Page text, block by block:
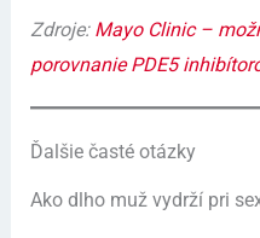
Zdroje: Mayo Clinic –
porovnanie PDE5
Ďalšie časté otázky
Ako dlho muž vydrží pri